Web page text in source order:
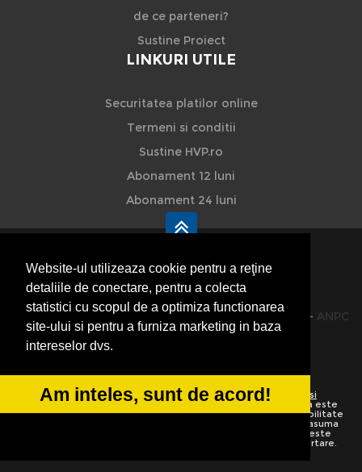
Website-ul utilizeaza cookie pentru a reţine
detaliile de conectare, pentru a colecta
statistici cu scopul de a optimiza functionarea
site-ului si pentru a furniza marketing in baza
intereselor dvs.
Am inteles, sunt de acord!
de ce parteneri?
Sustine Proiect
LINKURI UTILE
Securitatea platilor online
Termeni si conditii
Sustine HVP.ro
Abonament 12 luni
Abonament 24 luni
HVP - Hoteluri Vile Pensiuni
© 2014-2026 Powered byVilonMedia&TekaBility - ANPC
SOL
Utilizand acest site inseamna ca sunteti de acord cu Termenii si
conditiile de utilizare Preluarea informatiilor totala sau partiala este
strict interzisa. Ne rezervam dreptul de a apela la institutiile abilitate
nu isi asuma
vina pentru corectitudinea informatiilor. Daca o informatie nu este
corecta sau este incompleta va rugam folositi linkurile de raportare.